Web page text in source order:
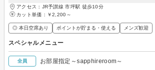
アクセス：JR予讃線 市坪駅 徒歩10分
カット単価： ￥2,200～
◎ 本日空席あり ポイントが貯まる・使える メンズ歓迎
スペシャルメニュー
全員 お部屋指定～sapphireroom～